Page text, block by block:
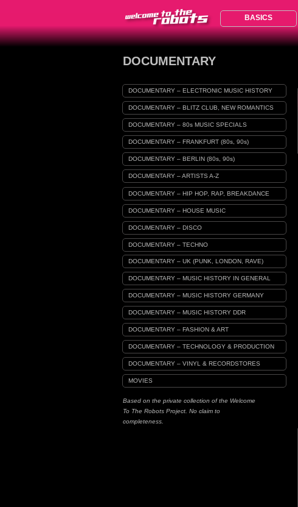
BASICS
DOCUMENTARY
DOCUMENTARY – ELECTRONIC MUSIC HISTORY
DOCUMENTARY – BLITZ CLUB, NEW ROMANTICS
DOCUMENTARY – 80s MUSIC SPECIALS
DOCUMENTARY – FRANKFURT (80s, 90s)
DOCUMENTARY – BERLIN (80s, 90s)
DOCUMENTARY – ARTISTS A-Z
DOCUMENTARY – HIP HOP, RAP, BREAKDANCE
DOCUMENTARY – HOUSE MUSIC
DOCUMENTARY – DISCO
DOCUMENTARY – TECHNO
DOCUMENTARY – UK (PUNK, LONDON, RAVE)
DOCUMENTARY – MUSIC HISTORY IN GENERAL
DOCUMENTARY – MUSIC HISTORY GERMANY
DOCUMENTARY – MUSIC HISTORY DDR
DOCUMENTARY – FASHION & ART
DOCUMENTARY – TECHNOLOGY & PRODUCTION
DOCUMENTARY – VINYL & RECORDSTORES
MOVIES
Based on the private collection of the Welcome
To The Robots Project. No claim to
completeness.